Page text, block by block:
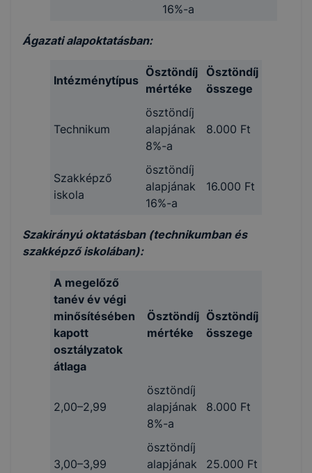
16%-a
Ágazati alapoktatásban:
Intézménytípus
Ösztöndíj
mértéke
Ösztöndíj
összege
Technikum
ösztöndíj
alapjának
8%-a
8.000 Ft
Szakképző
iskola
ösztöndíj
alapjának
16%-a
16.000 Ft
Szakirányú oktatásban (technikumban és
szakképző iskolában):
A megelőző
tanév év végi
minősítésében
kapott
osztályzatok
átlaga
Ösztöndíj
mértéke
Ösztöndíj
összege
2,00–2,99
ösztöndíj
alapjának
8%-a
8.000 Ft
3,00–3,99
ösztöndíj
alapjának
25.000 Ft